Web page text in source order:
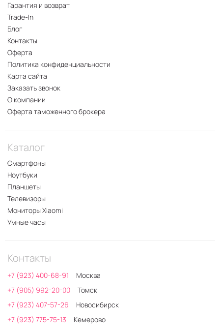
Гарантия и возврат
Trade-In
Блог
Контакты
Оферта
Политика конфиденциальности
Карта сайта
Заказать звонок
О компании
Оферта таможенного брокера
Каталог
Смартфоны
Ноутбуки
Планшеты
Телевизоры
Мониторы Xiaomi
Умные часы
Контакты
+7 (923) 400-68-91
Москва
+7 (905) 992-20-00
Томск
+7 (923) 407-57-26
Новосибирск
+7 (923) 775-75-13
Кемерово